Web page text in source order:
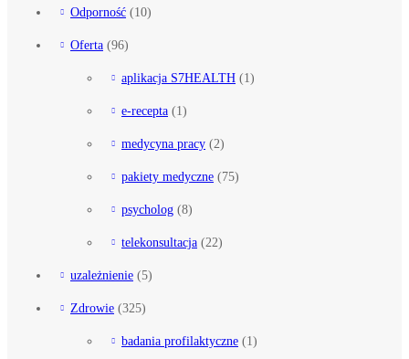
Odporność (10)
Oferta (96)
aplikacja S7HEALTH (1)
e-recepta (1)
medycyna pracy (2)
pakiety medyczne (75)
psycholog (8)
telekonsultacja (22)
uzależnienie (5)
Zdrowie (325)
badania profilaktyczne (1)